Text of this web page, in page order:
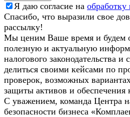
Я даю согласие на
Спасибо, что выразили свое
рассылку!
Мы ценим Ваше время и будем
полезную и актуальную
налогового законодательства
делиться своими кейсами по
проверок, возможных
защиты активов и обеспечения
С уважением, команда Центра
безопасности бизнеса